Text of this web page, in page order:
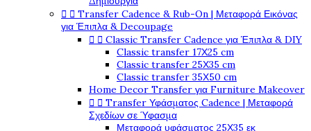
  Transfer Cadence & Rub-On | Μεταφορά Εικόνας
για Έπιπλα & Decoupage
  Classic Transfer Cadence για Έπιπλα & DIY
Classic transfer 17Χ25 cm
Classic transfer 25Χ35 cm
Classic transfer 35Χ50 cm
Home Decor Transfer για Furniture Makeover
  Transfer Υφάσματος Cadence | Μεταφορά
Σχεδίων σε Ύφασμα
Μεταφορά υφάσματος 25Χ35 εκ